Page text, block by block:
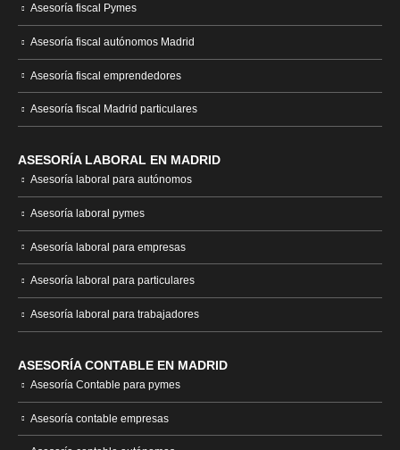
Asesoría fiscal Pymes
Asesoría fiscal autónomos Madrid
Asesoría fiscal emprendedores
Asesoría fiscal Madrid particulares
ASESORÍA LABORAL EN MADRID
Asesoría laboral para autónomos
Asesoría laboral pymes
Asesoría laboral para empresas
Asesoría laboral para particulares
Asesoría laboral para trabajadores
ASESORÍA CONTABLE EN MADRID
Asesoría Contable para pymes
Asesoría contable empresas